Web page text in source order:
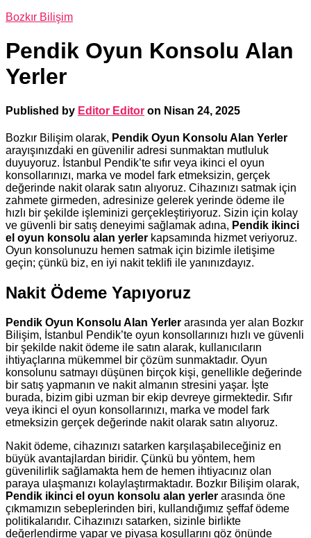
Bozkır Bilişim
Pendik Oyun Konsolu Alan
Yerler
Published by Editor Editor on Nisan 24, 2025
Bozkır Bilişim olarak, Pendik Oyun Konsolu Alan Yerler
arayışınızdaki en güvenilir adresi sunmaktan mutluluk
duyuyoruz. İstanbul Pendik’te sıfır veya ikinci el oyun
konsollarınızı, marka ve model fark etmeksizin, gerçek
değerinde nakit olarak satın alıyoruz. Cihazınızı satmak için
zahmete girmeden, adresinize gelerek yerinde ödeme ile
hızlı bir şekilde işleminizi gerçekleştiriyoruz. Sizin için kolay
ve güvenli bir satış deneyimi sağlamak adına, Pendik ikinci
el oyun konsolu alan yerler kapsamında hizmet veriyoruz.
Oyun konsolunuzu hemen satmak için bizimle iletişime
geçin; çünkü biz, en iyi nakit teklifi ile yanınızdayız.
Nakit Ödeme Yapıyoruz
Pendik Oyun Konsolu Alan Yerler arasında yer alan Bozkır
Bilişim, İstanbul Pendik’te oyun konsollarınızı hızlı ve güvenli
bir şekilde nakit ödeme ile satın alarak, kullanıcıların
ihtiyaçlarına mükemmel bir çözüm sunmaktadır. Oyun
konsolunu satmayı düşünen birçok kişi, genellikle değerinde
bir satış yapmanın ve nakit almanın stresini yaşar. İşte
burada, bizim gibi uzman bir ekip devreye girmektedir. Sıfır
veya ikinci el oyun konsollarınızı, marka ve model fark
etmeksizin gerçek değerinde nakit olarak satın alıyoruz.
Nakit ödeme, cihazınızı satarken karşılaşabileceğiniz en
büyük avantajlardan biridir. Çünkü bu yöntem, hem
güvenilirlik sağlamakta hem de hemen ihtiyacınız olan
paraya ulaşmanızı kolaylaştırmaktadır. Bozkır Bilişim olarak,
Pendik ikinci el oyun konsolu alan yerler arasında öne
çıkmamızın sebeplerinden biri, kullandığımız şeffaf ödeme
politikalarıdır. Cihazınızı satarken, sizinle birlikte
değerlendirme yapar ve piyasa koşullarını göz önünde